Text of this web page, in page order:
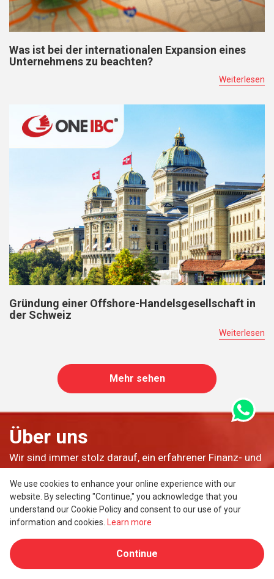
Was ist bei der internationalen Expansion eines
Unternehmens zu beachten?
Weiterlesen
Gründung einer Offshore-Handelsgesellschaft in
der Schweiz
Weiterlesen
Mehr sehen
Über uns
Wir sind immer stolz darauf, ein erfahrener Finanz- und
Markt zu sein. Wir bieten Ihnen als geschätzten Kunden
den besten und wettbewerbsfähigsten Wert, um Ihre
Ziele in eine Lösung mit einem klaren Aktionsplan
umzuwandeln. Unsere Lösung, Ihr Erfolg.
We use cookies to enhance your online experience with our
website. By selecting "Continue," you acknowledge that you
understand our Cookie Policy and consent to our use of your
information and cookies.
Learn more
Continue